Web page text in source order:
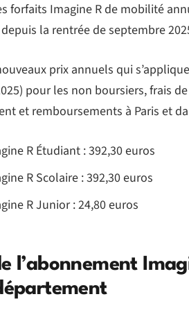
forfaits Imagine R de mobilité
la rentrée de septembre
prix annuels qui
pour les non boursiers, frais
et remboursements à Paris et
R Étudiant : 392,30 euros
R Scolaire : 392,30 euros
R Junior : 24,80 euros
l’abonnement